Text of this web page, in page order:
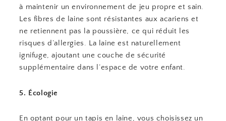
à maintenir un environnement de jeu propre et sain.
Les fibres de laine sont résistantes aux acariens et
ne retiennent pas la poussière, ce qui réduit les
risques d’allergies. La laine est naturellement
ignifuge, ajoutant une couche de sécurité
supplémentaire dans l’espace de votre enfant.
5. Écologie
En optant pour un tapis en laine, vous choisissez un